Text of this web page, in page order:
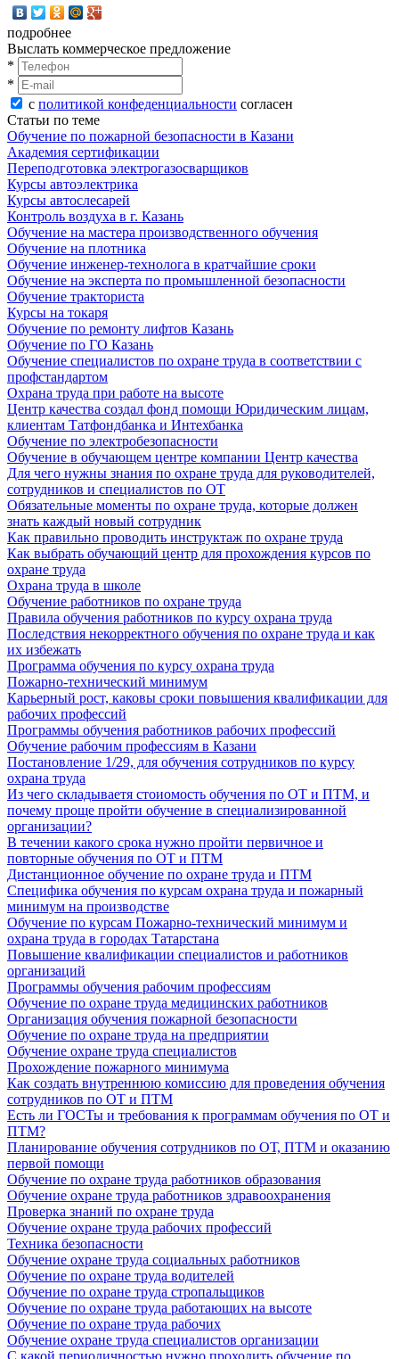
подробнее
Выслать коммерческое предложение
*
*
с политикой конфеденциальности согласен
Статьи по теме
Обучение по пожарной безопасности в Казани
Академия сертификации
Переподготовка электрогазосварщиков
Курсы автоэлектрика
Курсы автослесарей
Контроль воздуха в г. Казань
Обучение на мастера производственного обучения
Обучение на плотника
Обучение инженер-технолога в кратчайшие сроки
Обучение на эксперта по промышленной безопасности
Обучение тракториста
Курсы на токаря
Обучение по ремонту лифтов Казань
Обучение по ГО Казань
Обучение специалистов по охране труда в соответствии с
профстандартом
Охрана труда при работе на высоте
Центр качества создал фонд помощи Юридическим лицам,
клиентам Татфондбанка и Интехбанка
Обучение по электробезопасности
Обучение в обучающем центре компании Центр качества
Для чего нужны знания по охране труда для руководителей,
сотрудников и специалистов по ОТ
Обязательные моменты по охране труда, которые должен
знать каждый новый сотрудник
Как правильно проводить инструктаж по охране труда
Как выбрать обучающий центр для прохождения курсов по
охране труда
Охрана труда в школе
Обучение работников по охране труда
Правила обучения работников по курсу охрана труда
Последствия некорректного обучения по охране труда и как
их избежать
Программа обучения по курсу охрана труда
Пожарно-технический минимум
Карьерный рост, каковы сроки повышения квалификации для
рабочих профессий
Программы обучения работников рабочих профессий
Обучение рабочим профессиям в Казани
Постановление 1/29, для обучения сотрудников по курсу
охрана труда
Из чего складываетя стоиомость обучения по ОТ и ПТМ, и
почему проще пройти обучение в специализированной
организации?
В течении какого срока нужно пройти первичное и
повторные обучения по ОТ и ПТМ
Дистанционное обучение по охране труда и ПТМ
Специфика обучения по курсам охрана труда и пожарный
минимум на производстве
Обучение по курсам Пожарно-технический минимум и
охрана труда в городах Татарстана
Повышение квалификации специалистов и работников
организаций
Программы обучения рабочим профессиям
Обучение по охране труда медицинских работников
Организация обучения пожарной безопасности
Обучение по охране труда на предприятии
Обучение охране труда специалистов
Прохождение пожарного минимума
Как создать внутреннюю комиссию для проведения обучения
сотрудников по ОТ и ПТМ
Есть ли ГОСТы и требования к программам обучения по ОТ и
ПТМ?
Планирование обучения сотрудников по ОТ, ПТМ и оказанию
первой помощи
Обучение по охране труда работников образования
Обучение охране труда работников здравоохранения
Проверка знаний по охране труда
Обучение охране труда рабочих профессий
Техника безопасности
Обучение охране труда социальных работников
Обучение по охране труда водителей
Обучение по охране труда стропальщиков
Обучение по охране труда работающих на высоте
Обучение по охране труда рабочих
Обучение охране труда специалистов организации
С какой периодичностью нужно проходить обучение по